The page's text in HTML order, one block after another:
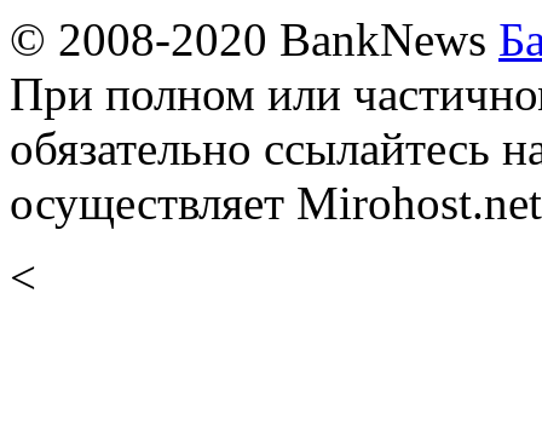
© 2008-2020 BankNews
При полном или
обязательно ссылайтесь
осуществляет
<